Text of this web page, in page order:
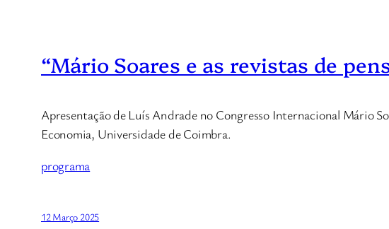
“Mário Soares e as revistas de
Apresentação de Luís Andrade no Congresso Internacional Mário
Economia, Universidade de Coimbra.
programa
12 Março 2025